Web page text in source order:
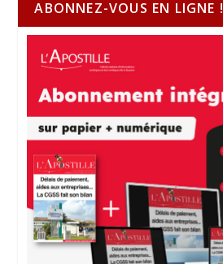
ABONNEZ-VOUS EN LIGNE !